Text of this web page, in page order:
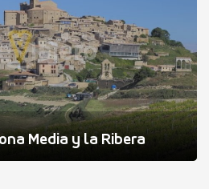
Media y la Ribera